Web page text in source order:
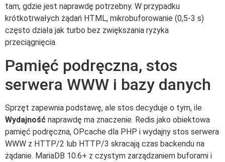
tam, gdzie jest naprawdę potrzebny. W przypadku
krótkotrwałych żądań HTML, mikrobuforowanie (0,5-3 s)
często działa jak turbo bez zwiększania ryzyka
przeciągnięcia.
Pamięć podręczna, stos
serwera WWW i bazy danych
Sprzęt zapewnia podstawę, ale stos decyduje o tym, ile
Wydajność naprawdę ma znaczenie. Redis jako obiektowa
pamięć podręczna, OPcache dla PHP i wydajny stos serwera
WWW z HTTP/2 lub HTTP/3 skracają czas backendu na
żądanie. MariaDB 10.6+ z czystym zarządzaniem buforami i